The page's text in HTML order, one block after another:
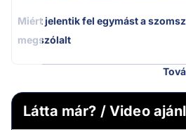
Miért jelentik fel egymást a
megszólalt
Látta már? / Video